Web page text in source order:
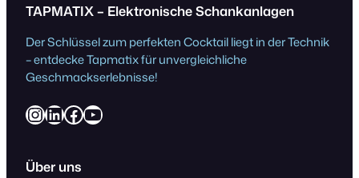
bis in den Hahn Geschlossenes,
Cocktails in…
TAPMATIX – Elektronische Schankanlagen
Der Schlüssel zum perfekten Cocktail liegt in der Technik
– entdecke Tapmatix für unvergleichliche
Geschmackserlebnisse!
InstagramLinkedIn Facebook YouTube
Über uns